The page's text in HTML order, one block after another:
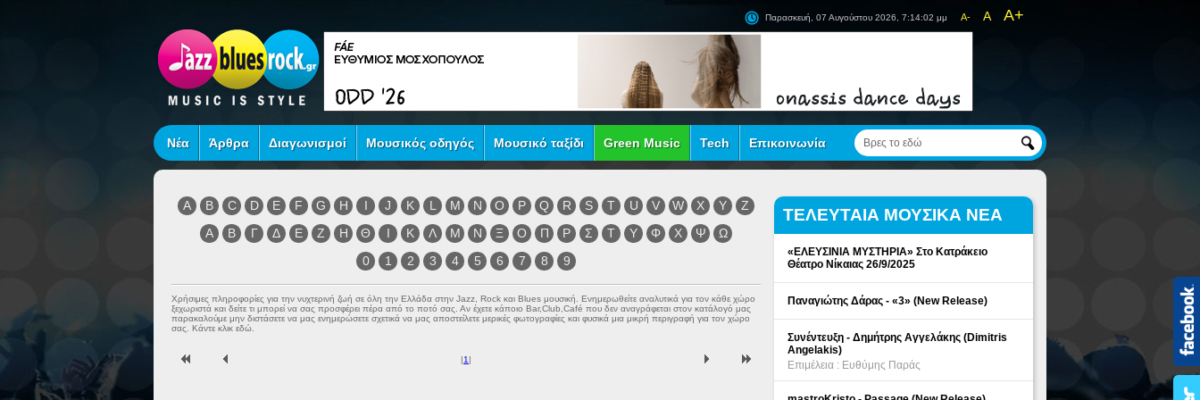
A- A A+
Παρασκευή, 07 Αυγούστου 2026, 7:14:02 μμ
Νέα Άρθρα Διαγωνισμοί Μουσικός οδηγός Μουσικό ταξίδι Green Music Tech Επικοινωνία
A B C D E F G H I J K L M N O P Q R S T U V W X Y
Z
Α
Β Γ Δ Ε Ζ Η Θ Ι Κ Λ Μ Ν Ξ Ο Π Ρ Σ Τ Υ Φ Χ Ψ
Ω
0
1 2 3 4 5 6 7 8 9
Χρήσιμες πληροφορίες για την νυχτερινή ζωή σε όλη την Ελλάδα στην Jazz Rock και Blues μουσική. Ενημερωθείτε αναλυτικά για τον κάθε χώρο
ξεχωριστά και δείτε τι μπορεί να σας προσφέρει πέρα από το ποτό σας. Αν έχετε κάποιο Bar,Club,Café που δεν αναγράφεται στον κατάλογό μας
παρακαλούμε μην διστάσετε να μας ενημερώσετε σχετικά να μας αποστείλετε μερικές φωτογραφίες και φυσικά μια μικρή περιγραφή για τον χώρο
σας. Κάντε κλικ εδώ.
|1 |
ΤΕΛΕΥΤΑΙΑ ΜΟΥΣΙΚΑ ΝΕΑ
«ΕΛΕΥΣΙΝΙΑ ΜΥΣΤΗΡΙΑ» Στο Κατράκειο
Θέατρο Νίκαιας 26/9/2025
Παναγιώτης Δάρας - «3» (New Release)
Συνέντευξη - Δημήτρης Αγγελάκης (Dimitris
Angelakis)
Επιμέλεια : Ευθύμης Παράς